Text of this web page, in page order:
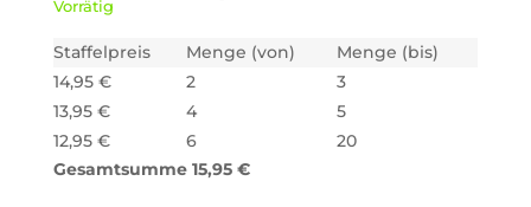
Vorrätig
Staffelpreis Menge (von)
Menge (bis)
14,95 € 2
3
13,95 € 4
5
12,95 € 6
20
Gesamtsumme 15,95 €